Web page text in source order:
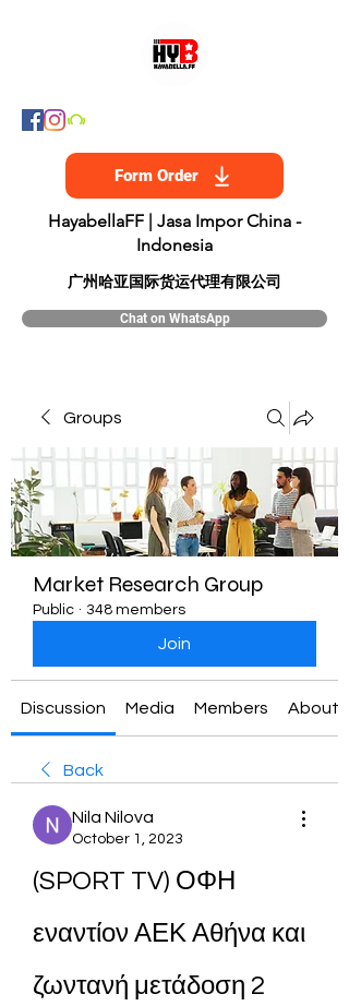
Form Order
HayabellaFF | Jasa Impor China -
Indonesia
​广州哈亚国际货运代理有限公司
Chat on WhatsApp
Groups
Market Research Group
Public · 348 members
Join
Discussion Media Members About
Back
Nila Nilova
October 1, 2023
(SPORT TV) ΟΦΗ
εναντίον ΑΕΚ Αθήνα και
ζωντανή μετάδοση 2